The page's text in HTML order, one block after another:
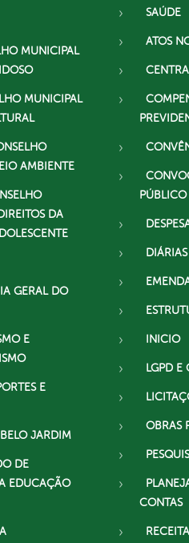
MUNICIPAL
MUNICIPAL
AMBIENTE
DA
GERAL DO
E
E
JARDIM
DE
EDUCAÇÃO
SAÚDE
ATOS
DIÁRIAS
INICIO
LGPD E
OBRAS
CONTAS